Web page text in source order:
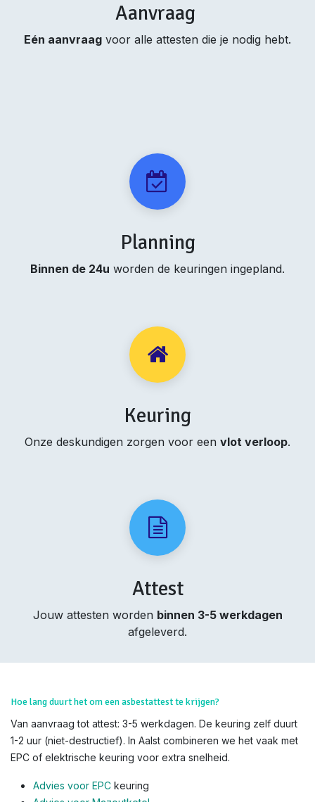
Aanvraag
Eén aanvraag voor alle attesten die je nodig hebt.
Planning
Binnen de 24u worden de keuringen ingepland.
Keuring
Onze deskundigen zorgen voor een vlot verloop.
Attest
Jouw attesten worden binnen 3-5 werkdagen
afgeleverd.
Hoe lang duurt het om een asbestattest te krijgen?
Van aanvraag tot attest: 3-5 werkdagen. De keuring zelf duurt
1-2 uur (niet-destructief). In Aalst combineren we het vaak met
EPC of elektrische keuring voor extra snelheid.
Advies voor EPC keuring